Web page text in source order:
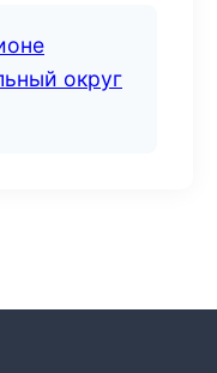
округ